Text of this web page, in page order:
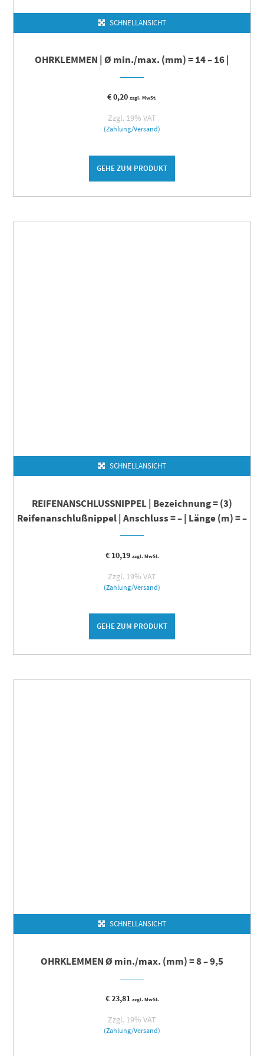
SCHNELLANSICHT
OHRKLEMMEN | Ø min./max. (mm) = 14 – 16 |
€0,20 zzgl. MwSt.
Zzgl. 19% VAT
(Zahlung/Versand)
GEHE ZUM PRODUKT
SCHNELLANSICHT
REIFENANSCHLUSSNIPPEL | Bezeichnung = (3)
Reifenanschlußnippel | Anschluss = – | Länge (m) = –
€10,19 zzgl. MwSt.
Zzgl. 19% VAT
(Zahlung/Versand)
GEHE ZUM PRODUKT
SCHNELLANSICHT
OHRKLEMMEN Ø min./max. (mm) = 8 – 9,5
€23,81 zzgl. MwSt.
Zzgl. 19% VAT
(Zahlung/Versand)